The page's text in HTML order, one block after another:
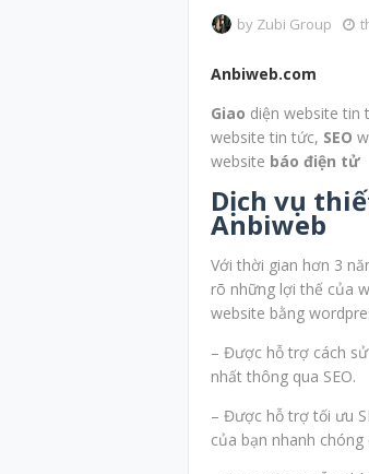
by Zubi Group
Anbiweb.com
Giao diện website tin
website tin tức, SEO
website báo điện tử
Dịch vụ
Anbiweb
Với thời gian hơn 3
rõ những lợi thế của
website bằng
– Được hỗ trợ cách
nhất thông qua SEO.
– Được hỗ trợ tối ưu
của bạn nhanh